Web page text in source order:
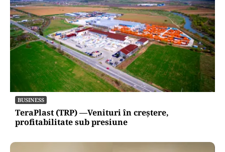
BUSINESS
TeraPlast (TRP) —Venituri în creștere,
profitabilitate sub presiune